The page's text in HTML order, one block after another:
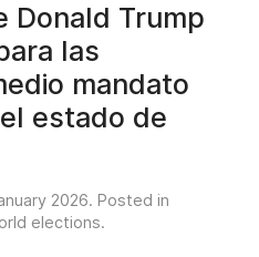
Donald Trump
las
mandato
estado de
2026. Posted in
elections.